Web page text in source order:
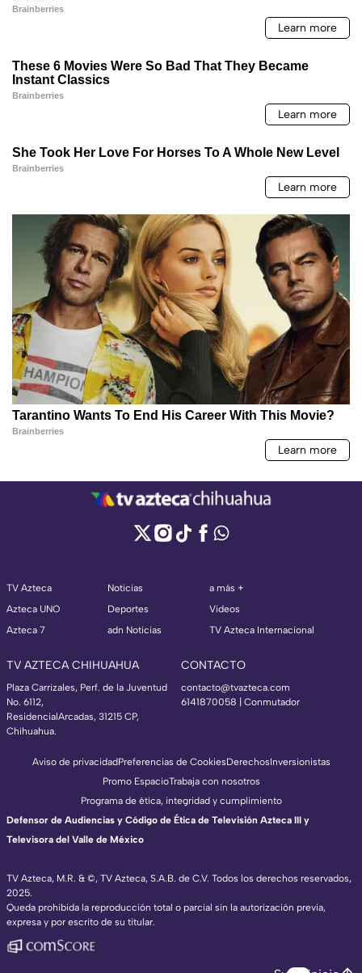
TV Azteca
Azteca UNO
Azteca 7
Noticias
Deportes
adn Noticias
a más +
Videos
TV Azteca Internacional
TV AZTECA CHIHUAHUA
Plaza Carrizales, Perf. de la Juventud
No. 6112,
ResidencialArcadas, 31215 CP,
Chihuahua.
CONTACTO
contacto@tvazteca.com
6141870058 | Conmutador
TV Azteca, M.R. & ©, TV Azteca, S.A.B. de C.V. Todos los derechos reservados,
2025.
Queda prohibida la reproducción total o parcial sin la autorización previa,
expresa y por escrito de su titular.
Aviso de privacidadPreferencias de CookiesDerechosInversionistas
Promo EspacioTrabaja con nosotros
Programa de ética, integridad y cumplimiento
Defensor de Audiencias y Código de Ética de Televisión Azteca III y
Televisora del Valle de México